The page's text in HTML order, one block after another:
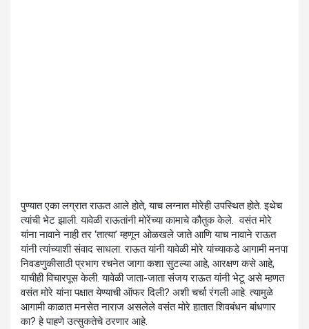
पुण्यात एका लग्रात राऊत आले होते, याच लग्नात मोरेही उपस्थित होते. इथेच
त्यांची भेट झाली. यावेळी राऊतांनी मोरेंच्या कामाचे कौतुक केले. वसंत मोरे
यांना नावाने नाही तर ‘तात्या’ म्हणून ओळखले जाते आणि याच नावाने राऊत
यांनी त्यांच्याशी संवाद साधला. राऊत यांनी यावेळी मोरे यांच्याकडे आगामी मनपा
निवडणुकीसाठी प्रभाग रचनेत जागा कशा सुटल्या आहे, आरक्षण कसे आहे,
याचीही विचारपूस केली. यावेळी जाता-जाता संजय राऊत यांनी भेटू असे म्हणत
वसंत मोरे यांना पक्षात येण्याची ऑफर दिली? अशी चर्चा रंगली आहे. त्यामुळे
आगामी काळात मनसेत नाराज असलेले वसंत मोरे हातात शिवबंधन बांधणार
का? हे पाहणे उत्सुकतेचे ठरणार आहे.